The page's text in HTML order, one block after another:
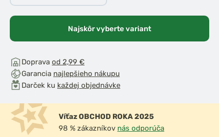
Najskôr vyberte variant
Doprava od 2,99 €
Garancia najlepšieho nákupu
Darček ku každej objednávke
Víťaz OBCHOD ROKA 2025
98 % zákazníkov nás odporúča